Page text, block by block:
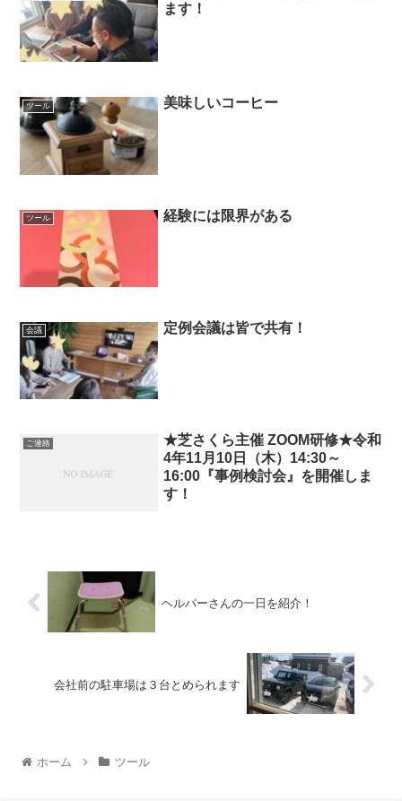
ます！
ツール 美味しいコーヒー
ツール 経験には限界がある
会議 定例会議は皆で共有！
ご連絡
★芝さくら主催 ZOOM研修★令和
4年11月10日（木）14:30～
16:00『事例検討会』を開催しま
す！
ヘルパーさんの一日を紹介！
会社前の駐車場は３台とめられます
ホーム ツール